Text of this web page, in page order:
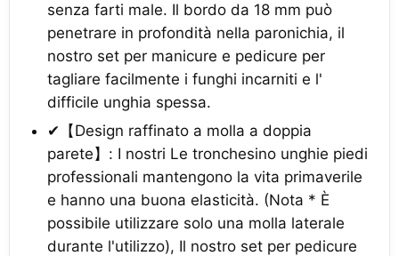
senza farti male. Il bordo da 18 mm può
penetrare in profondità nella paronichia, il
nostro set per manicure e pedicure per
tagliare facilmente i funghi incarniti e l'
difficile unghia spessa.
✔【Design raffinato a molla a doppia
parete】: I nostri Le tronchesino unghie piedi
professionali mantengono la vita primaverile
e hanno una buona elasticità. (Nota * È
possibile utilizzare solo una molla laterale
durante l'utilizzo), Il nostro set per pedicure